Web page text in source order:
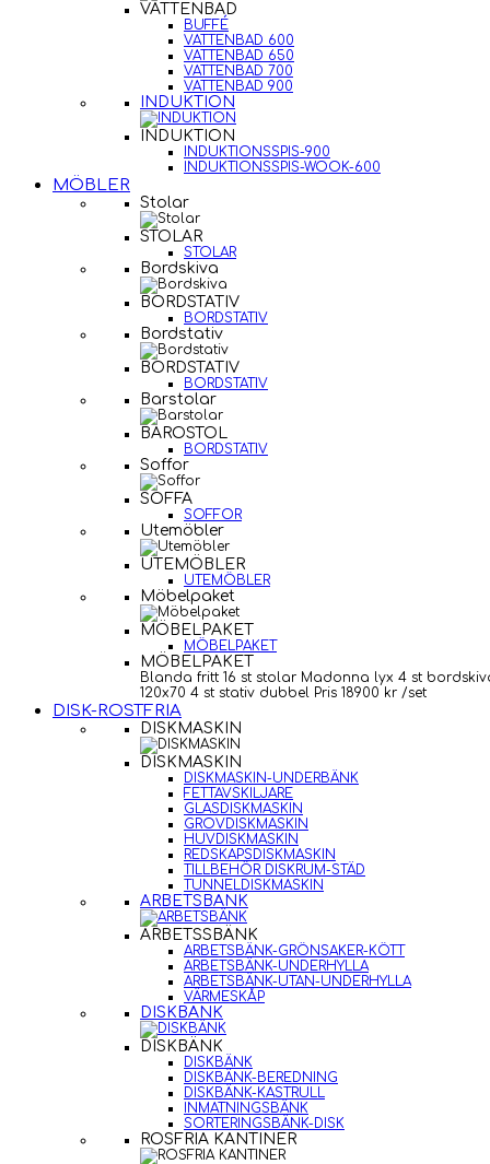
VATTENBAD
BUFFÉ
VATTENBAD 600
VATTENBAD 650
VATTENBAD 700
VATTENBAD 900
INDUKTION
INDUKTION
INDUKTIONSSPIS-900
INDUKTIONSSPIS-WOOK-600
MÖBLER
Stolar
STOLAR
STOLAR
Bordskiva
BORDSTATIV
BORDSTATIV
Bordstativ
BORDSTATIV
BORDSTATIV
Barstolar
BAROSTOL
BORDSTATIV
Soffor
SOFFA
SOFFOR
Utemöbler
UTEMÖBLER
UTEMÖBLER
Möbelpaket
MÖBELPAKET
MÖBELPAKET
MÖBELPAKET
Blanda fritt 16 st stolar Madonna lyx 4 st
120x70 4 st stativ dubbel Pris 18900 kr /set
DISK-ROSTFRIA
DISKMASKIN
DISKMASKIN
DISKMASKIN-UNDERBÄNK
FETTAVSKILJARE
GLASDISKMASKIN
GROVDISKMASKIN
HUVDISKMASKIN
REDSKAPSDISKMASKIN
TILLBEHÖR DISKRUM-STÄD
TUNNELDISKMASKIN
ARBETSBÄNK
ARBETSSBÄNK
ARBETSBÄNK-GRÖNSAKER-KÖTT
ARBETSBÄNK-UNDERHYLLA
ARBETSBÄNK-UTAN-UNDERHYLLA
VÄRMESKÅP
DISKBÄNK
DISKBÄNK
DISKBÄNK
DISKBÄNK-BEREDNING
DISKBÄNK-KASTRULL
INMATNINGSBÄNK
SORTERINGSBÄNK-DISK
ROSFRIA KANTINER